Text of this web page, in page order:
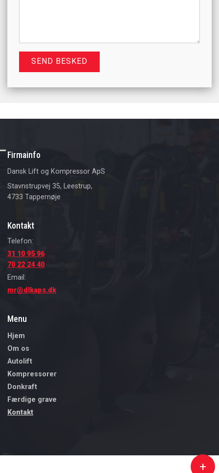
Firmainfo
Dansk Lift og Kompressor ApS
Stavnstrupvej 35, Leestrup,
4733 Tappernøje
Kontakt
Telefon:
31 10 95 96
70 22 24 40
Email:
mr@dlkaps.dk
Menu
Hjem
Om os
Autolift
Kompressorer
Donkraft
Færdige grave
Kontakt
+